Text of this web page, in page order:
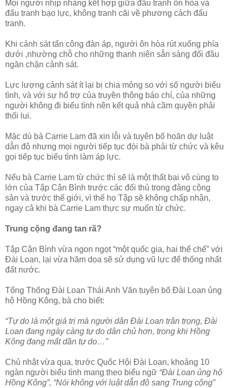
Mọi người nhịp nhàng kết hợp giữa đấu tranh ôn hòa và
đấu tranh bạo lực, không tranh cãi về phương cách đấu
tranh.
Khi cảnh sát tấn công đàn áp, người ôn hòa rút xuống phía
dưới ,nhường chỗ cho những thanh niên sẵn sàng đối đầu
ngăn chặn cảnh sát.
Lực lượng cảnh sát ít lại bị chia mỏng so với số người biểu
tình, và với sự hổ trợ của truyền thông báo chí, của những
người không đi biểu tình nên kết quả nhà cầm quyền phải
thối lui.
Mặc dù bà Carrie Lam đã xin lỗi và tuyên bố hoãn dự luật
dẫn độ nhưng mọi người tiếp tục đòi bà phải từ chức và kêu
gọi tiếp tục biểu tình làm áp lực.
Nếu bà Carrie Lam từ chức thì sẽ là một thất bại vô cùng to
lớn của Tập Cận Bình trước các đối thủ trong đảng cộng
sản và trước thế giới, vì thế họ Tập sẽ không chấp nhận,
ngay cả khi bà Carrie Lam thực sự muốn từ chức.
Trung cộng đang tan rã?
Tập Cận Bình vừa ngon ngọt “một quốc gia, hai thể chế” với
Đài Loan, lại vừa hăm dọa sẽ sử dụng vũ lực để thống nhất
đất nước.
Tổng Thống Đài Loan Thái Anh Văn tuyên bố Đài Loan ủng
hộ Hồng Kông, bà cho biết:
“Tự do là một giá trị mà người dân Đài Loan trân trọng, Đài
Loan đang ngày càng tự do dân chủ hơn, trong khi Hồng
Kông đang mất dần tự do…”
Chủ nhật vừa qua, trước Quốc Hội Đài Loan, khoảng 10
ngàn người biểu tình mang theo biểu ngữ “Đài Loan ủng hộ
Hồng Kông”, “Nói không với luật dẫn độ sang Trung cộng”